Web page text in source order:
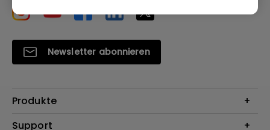
Newsletter abonnieren
Produkte
Beamer
Support